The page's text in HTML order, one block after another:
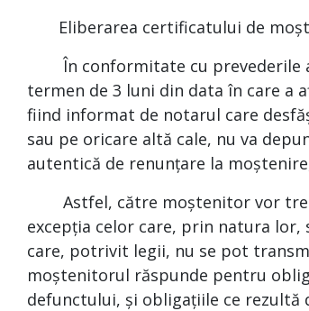
Eliberarea certificatului de
În conformitate cu prevederile
termen de 3 luni din data în care a
fiind informat de notarul care
sau pe oricare altă cale, nu va
autentică de renunțare la
Astfel, către moștenitor vor
excepția celor care, prin natura
care, potrivit legii, nu se pot
moștenitorul răspunde pentru
defunctului, și obligațiile ce